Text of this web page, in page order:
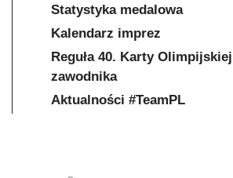
Statystyka medalowa
Kalendarz imprez
Reguła 40. Karty
zawodnika
Aktualności #TeamPL